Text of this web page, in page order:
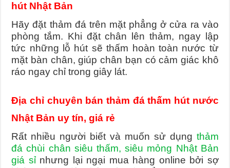
hút Nhật Bản
Hãy đặt thảm đá trên mặt phẳng ở cửa ra vào
phòng tắm. Khi đặt chân lên thảm, ngay lập
tức những lỗ hút sẽ thấm hoàn toàn nước từ
mặt bàn chân, giúp chân bạn có cảm giác khô
ráo ngay chỉ trong giây lát.
Địa chỉ chuyên bán thảm đá thấm hút nước
Nhật Bản uy tín, giá rẻ
Rất nhiều người biết và muốn sử dụng thảm
đá chùi chân siêu thấm, siêu mỏng Nhật Bản
giá sỉnhưng lại ngại mua hàng online bởi sợ